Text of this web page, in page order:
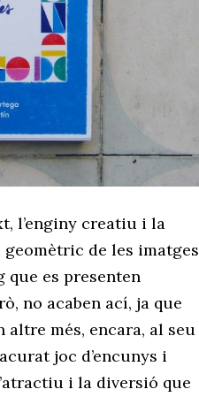
l’enginy creatiu i la
de les imatges
es presenten
no acaben ací, ja que
més, encara, al seu
joc d’encunys i
i la diversió que